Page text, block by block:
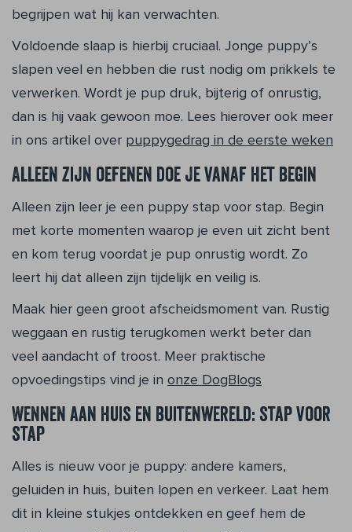
begrijpen wat hij kan verwachten.
Voldoende slaap is hierbij cruciaal. Jonge puppy’s
slapen veel en hebben die rust nodig om prikkels te
verwerken. Wordt je pup druk, bijterig of onrustig,
dan is hij vaak gewoon moe. Lees hierover ook meer
in ons artikel over puppygedrag in de eerste weken
Alleen zijn oefenen doe je vanaf het begin
Alleen zijn leer je een puppy stap voor stap. Begin
met korte momenten waarop je even uit zicht bent
en kom terug voordat je pup onrustig wordt. Zo
leert hij dat alleen zijn tijdelijk en veilig is.
Maak hier geen groot afscheidsmoment van. Rustig
weggaan en rustig terugkomen werkt beter dan
veel aandacht of troost. Meer praktische
opvoedingstips vind je in onze DogBlogs
Wennen aan huis en buitenwereld: stap voor
stap
Alles is nieuw voor je puppy: andere kamers,
geluiden in huis, buiten lopen en verkeer. Laat hem
dit in kleine stukjes ontdekken en geef hem de